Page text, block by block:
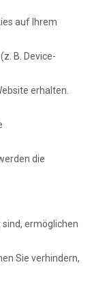
auf Ihrem
B. Device-
erhalten.
die
ermöglichen
Sie verhindern,